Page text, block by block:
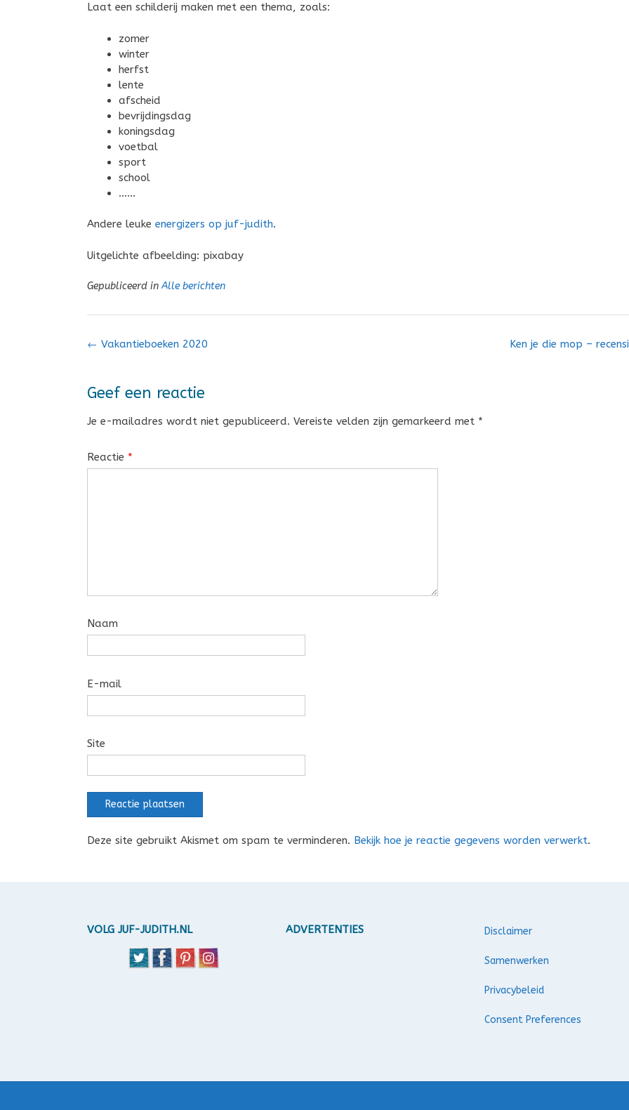
Laat een schilderij maken met een thema, zoals:
zomer
winter
herfst
lente
afscheid
bevrijdingsdag
koningsdag
voetbal
sport
school
……
Andere leuke energizers op juf-judith.
Uitgelichte afbeelding: pixabay
Gepubliceerd inAlle berichten
Bericht
Ken je die mop –
← Vakantieboeken 2020
Geef een reactie
Je e-mailadres wordt niet gepubliceerd. Vereiste velden zijn gemarkeerd met *
Reactie *
Naam
E-mail
Site
Deze site gebruikt Akismet om spam te verminderen. Bekijk hoe je reactie gegevens worden verwerkt.
VOLG JUF-JUDITH.NL ADVERTENTIES Disclaimer
Samenwerken
Privacybeleid
Consent Preferences